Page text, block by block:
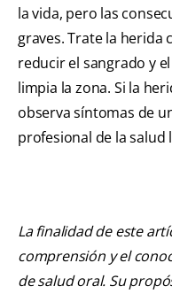
la vida, pero las
graves. Trate la herida
reducir el sangrado y
limpia la zona. Si la
observa síntomas de
profesional de la
La finalidad de este
comprensión y el
de salud oral. Su